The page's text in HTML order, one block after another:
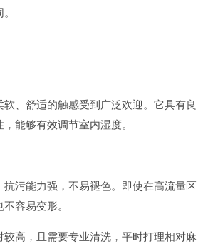
软、舒适的触感受到广泛欢迎。它具有良
能够有效调节室内湿度。
抗污能力强，不易褪色。即使在高流量区
容易变形。
较高，且需要专业清洗，平时打理相对麻